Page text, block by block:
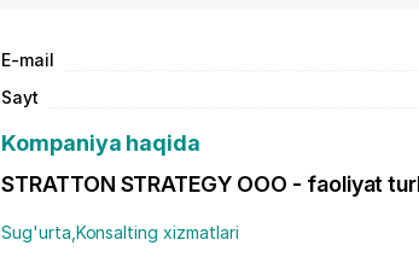
E-mail
Sayt
Kompaniya haqida
STRATTON STRATEGY OOO - faoliyat
Sug'urta Konsalting xizmatlari